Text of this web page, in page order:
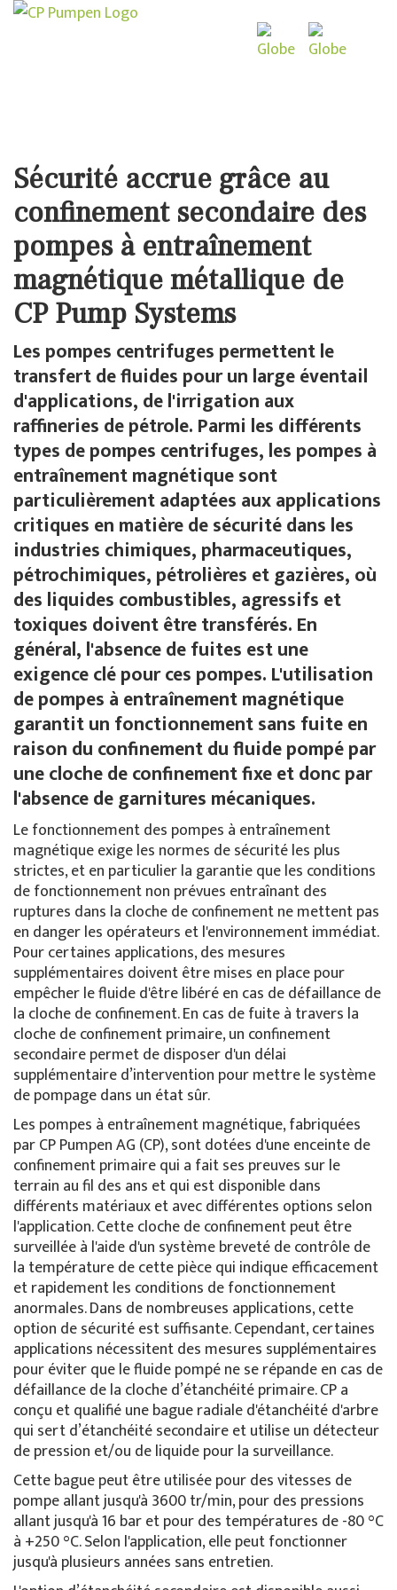
Sécurité accrue grâce au
confinement secondaire des
pompes à entraînement
magnétique métallique de
CP Pump Systems
Les pompes centrifuges permettent le
transfert de fluides pour un large éventail
d'applications, de l'irrigation aux
raffineries de pétrole. Parmi les différents
types de pompes centrifuges, les pompes à
entraînement magnétique sont
particulièrement adaptées aux applications
critiques en matière de sécurité dans les
industries chimiques, pharmaceutiques,
pétrochimiques, pétrolières et gazières, où
des liquides combustibles, agressifs et
toxiques doivent être transférés. En
général, l'absence de fuites est une
exigence clé pour ces pompes. L'utilisation
de pompes à entraînement magnétique
garantit un fonctionnement sans fuite en
raison du confinement du fluide pompé par
une cloche de confinement fixe et donc par
l'absence de garnitures mécaniques.
Le fonctionnement des pompes à entraînement
magnétique exige les normes de sécurité les plus
strictes, et en particulier la garantie que les conditions
de fonctionnement non prévues entraînant des
ruptures dans la cloche de confinement ne mettent pas
en danger les opérateurs et l'environnement immédiat.
Pour certaines applications, des mesures
supplémentaires doivent être mises en place pour
empêcher le fluide d'être libéré en cas de défaillance de
la cloche de confinement. En cas de fuite à travers la
cloche de confinement primaire, un confinement
secondaire permet de disposer d'un délai
supplémentaire d’intervention pour mettre le système
de pompage dans un état sûr.
Les pompes à entraînement magnétique, fabriquées
par CP Pumpen AG (CP), sont dotées d'une enceinte de
confinement primaire qui a fait ses preuves sur le
terrain au fil des ans et qui est disponible dans
différents matériaux et avec différentes options selon
l'application. Cette cloche de confinement peut être
surveillée à l'aide d'un système breveté de contrôle de
la température de cette pièce qui indique efficacement
et rapidement les conditions de fonctionnement
anormales. Dans de nombreuses applications, cette
option de sécurité est suffisante. Cependant, certaines
applications nécessitent des mesures supplémentaires
pour éviter que le fluide pompé ne se répande en cas de
défaillance de la cloche d’étanchéité primaire. CP a
conçu et qualifié une bague radiale d'étanchéité d'arbre
qui sert d’étanchéité secondaire et utilise un détecteur
de pression et/ou de liquide pour la surveillance.
Cette bague peut être utilisée pour des vitesses de
pompe allant jusqu'à 3600 tr/min, pour des pressions
allant jusqu'à 16 bar et pour des températures de -80 °C
à +250 °C. Selon l'application, elle peut fonctionner
jusqu'à plusieurs années sans entretien.